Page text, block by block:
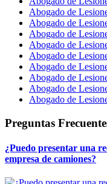
Abogado de
Abogado de
Abogado de
Abogado de
Abogado de
Abogado de
Abogado de
Abogado de
Abogado de
Preguntas
¿Puedo presentar una
empresa de camiones?